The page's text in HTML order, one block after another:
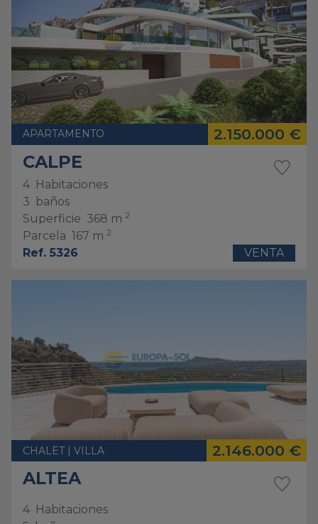
APARTAMENTO 2.150.000 €
CALPE
4 Habitaciones
3
baños
Superficie 368 m 2
Parcela 167 m 2
Ref. 5326 VENTA
CHALET | VILLA 2.146.000 €
ALTEA
4 Habitaciones